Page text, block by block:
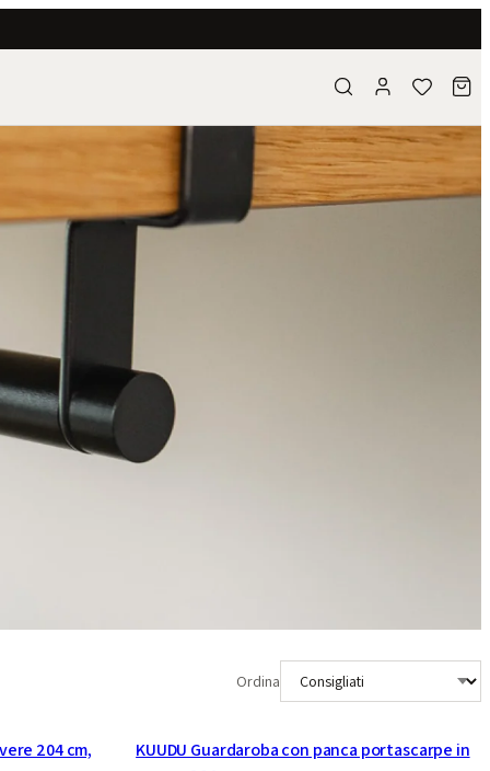
Ordina
204 cm,
KUUDU Guardaroba con panca portascarpe in